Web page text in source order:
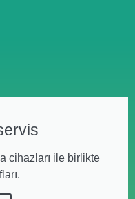
cihazları ile birlikte